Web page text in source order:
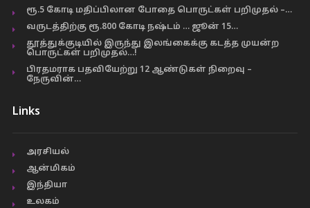
ரூ.5 கோடி மதிப்பிலான போதை பொருட்கள் பறிமுதல் –…
வருடத்திற்கு ரூ.800 கோடி நஷ்டம் … ஜூன் 15…
தூத்துக்குடியில் இருந்து இலங்கைக்கு கடத்த முயன்ற
பொருட்கள் பறிமுதல்…!
பிரதமராக பதவியேற்று 12 ஆண்டுகள் நிறைவு –
நேருவின்…
Links
அரசியல்
ஆன்மிகம்
இந்தியா
உலகம்